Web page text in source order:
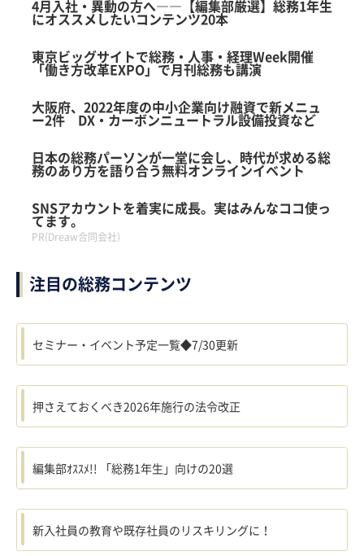
logly
4月入社・異動の方へ――【編集部厳選】総務1年生
にオススメしたいコンテンツ20本
東京ビッグサイトで総務・人事・経理Week開催
「働き方改革EXPO」で月刊総務も講演
大阪府、2022年度の中小企業向け融資で新メニュ
ー2件 DX・カーボンニュートラル設備投資など
日本の総務パーソンが一堂に会し、時代が求める総
務のあり方を語り合う無料オンラインイベント
SNSアカウントを着実に成長。実はみんなココ使っ
てます。
PR(Dreaw合同会社)
注目の総務コンテンツ
セミナー・イベント予定一覧◆7/30更新
押さえておくべき2026年施行の法令改正
編集部ｵｽｽﾒ!! 「総務1年生」向けの20選
新入社員の教育や既存社員のリスキリングに！